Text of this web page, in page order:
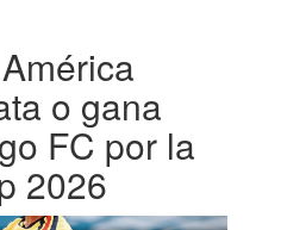
o gana
FC por la
2026